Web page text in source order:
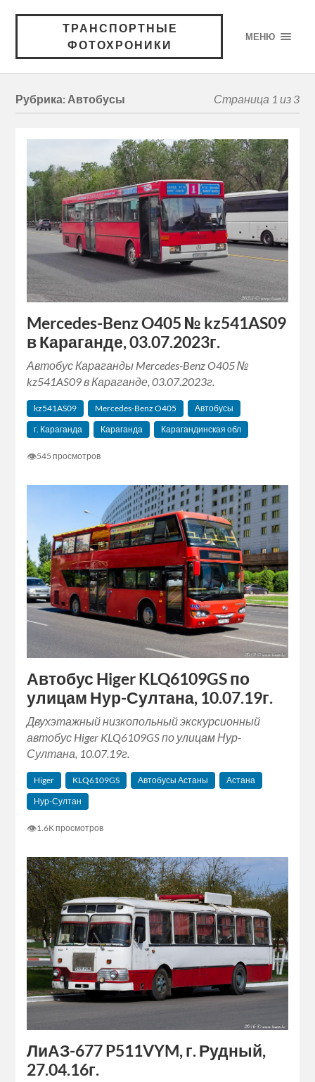
ТРАНСПОРТНЫЕ
ФОТОХРОНИКИ
МЕНЮ
Рубрика: Автобусы Страница 1 из 3
Mercedes-Benz O405 № kz541AS09
в Караганде, 03.07.2023г.
Автобус Караганды Mercedes-Benz O405 №
kz541AS09 в Караганде, 03.07.2023г.
kz541AS09 Mercedes-Benz O405
Автобусы
г. Караганда
Караганда Карагандинская обл
👁545 просмотров
Автобус Higer KLQ6109GS по
улицам Нур-Султана, 10.07.19г.
Двухэтажный низкопольный экскурсионный
автобус Higer KLQ6109GS по улицам Нур-
Султана, 10.07.19г.
Higer KLQ6109GS Автобусы Астаны
Астана
Нур-Султан
👁1.6K просмотров
ЛиАЗ-677 P511VYM, г. Рудный,
27.04.16г.